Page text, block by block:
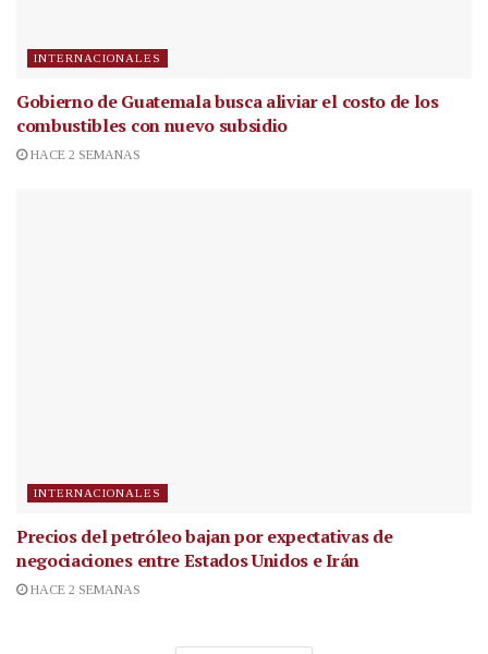
INTERNACIONALES
Gobierno de Guatemala busca aliviar el costo de los
combustibles con nuevo subsidio
HACE 2 SEMANAS
INTERNACIONALES
Precios del petróleo bajan por expectativas de
negociaciones entre Estados Unidos e Irán
HACE 2 SEMANAS